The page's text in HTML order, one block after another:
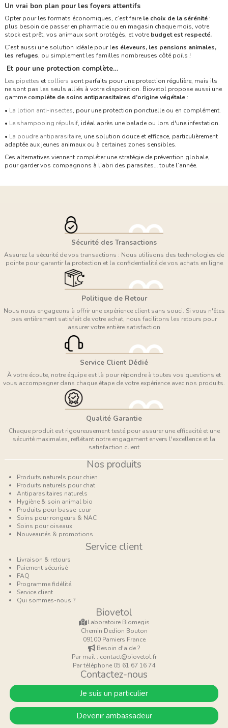
Un vrai bon plan pour les foyers attentifs
Opter pour les formats économiques, c’est faire le choix de la sérénité :
plus besoin de passer en pharmacie ou en magasin chaque mois, votre
stock est prêt, vos animaux sont protégés, et votre budget est respecté.
C’est aussi une solution idéale pour les éleveurs, les pensions animales,
les refuges, ou simplement les familles nombreuses côté poils !
Et pour une protection complète…
Les pipettes et colliers sont parfaits pour une protection régulière, mais ils
ne sont pas les seuls alliés à votre disposition. Biovetol propose aussi une
gamme complète de soins antiparasitaires d’origine végétale :
• La lotion anti-insectes, pour une protection ponctuelle ou en complément.
• Le shampooing répulsif, idéal après une balade ou lors d'une infestation.
• La poudre antiparasitaire, une solution douce et efficace, particulièrement
adaptée aux jeunes animaux ou à certaines zones sensibles.
Ces alternatives viennent compléter une stratégie de prévention globale,
pour garder vos compagnons à l’abri des parasites… toute l’année.
Sécurité des Transactions
Assurez la sécurité de vos transactions : Nous utilisons des technologies de
pointe pour garantir la protection et la confidentialité de vos achats en ligne
Politique de Retour
Nous nous engageons à offrir une expérience client sans souci. Si vous n'êtes
pas entièrement satisfait de votre achat, nous facilitons les retours pour
assurer votre entière satisfaction
Service Client Dédié
À votre écoute, notre équipe est là pour répondre à toutes vos questions et
vous accompagner dans chaque étape de votre expérience avec nos produits.
Qualité Garantie
Chaque produit est rigoureusement testé pour assurer une efficacité et une
sécurité maximales, reflétant notre engagement envers l'excellence et la
satisfaction client
Nos produits
Produits naturels pour chien
Produits naturels pour chat
Antiparasitaires naturels
Hygiène & soin animal bio
Produits pour basse-cour
Soins pour rongeurs & NAC
Soins pour oiseaux
Nouveautés & promotions
Service client
Livraison & retours
Paiement sécurisé
FAQ
Programme fidélité
Service client
Qui sommes-nous ?
Biovetol
Laboratoire Biomegis
Chemin Dedion Bouton
09100 Pamiers France
Besoin d'aide ?
Par mail : contact@biovetol.fr
Par téléphone 05 61 67 16 74
Contactez-nous
Je suis un particulier
Devenir ambassadeur